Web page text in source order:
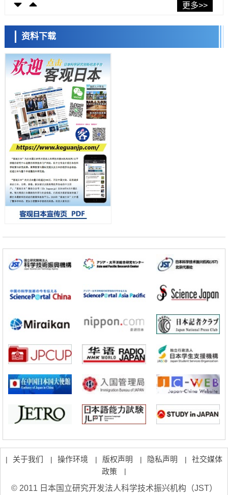
东京大学发现可诱导细胞死亡的新型信使物质
东京都健康长寿医疗中心跨器官揭示衰老过程中的糖链变化
科学研究
产总研无需石油利用松脂制备石墨前驱体，可作为电池电极材料
科学研究
东京大学和海上保安厅等发现南海海槽沿线板块边界锁定状态存在区域
差异
政策
日本第2次医疗研究开发调整费，根据一线实际情况和需求分配99.3亿
日元
科学研究
千叶大学鉴定出导致难治性疾病“肺高血压症”恶化的蛋白质“MYL9/12”，
会引发血管结构恶化
科学研究
京都大学高效生成光的构成单元“光子”，可应用于量子计算机
科学研究
开发出300亿年仅误差1秒的光晶格钟，构建网络将其打造为下一代社会
基础设施
经济・社会
科学研究
带大量基因的人工细胞
政策
展研究
科学研究
京都大学高效生成光的构成单元“光子”，可应用于量子计算机
科学研究
开发出300亿年仅误差1秒的光晶格钟，构建网络将其打造为下一代社会
经济・社会
日本成立“以人为本AI联盟”——力争借助AI拓展社会公众创造力，依托
科学研究
大阪大学开发出膜脂质可视化工具，使脂质探针的高效开发成为可能
带大量基因的人工细胞
日本科学未来馆 科学交
流员
小岩井忠道 泷川 进
更多>>
资料下载
| 关于我们 | 操作环境 | 版权声明 | 隐私声明 | 社交媒体
政策 |
© 2011 日本国立研究开发法人科学技术振兴机构（JST）